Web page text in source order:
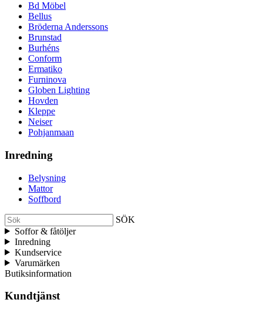
Bd Möbel
Bellus
Bröderna Anderssons
Brunstad
Burhéns
Conform
Ermatiko
Furninova
Globen Lighting
Hovden
Kleppe
Neiser
Pohjanmaan
Inredning
Belysning
Mattor
Soffbord
SÖK
Soffor & fåtöljer
Inredning
Kundservice
Varumärken
Butiksinformation
Kundtjänst